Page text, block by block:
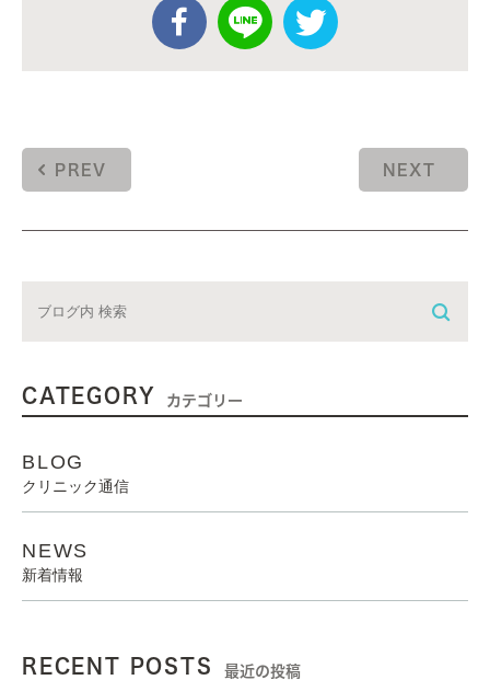
PREV NEXT
CATEGORY カテゴリー
BLOG
クリニック通信
NEWS
新着情報
RECENT POSTS 最近の投稿